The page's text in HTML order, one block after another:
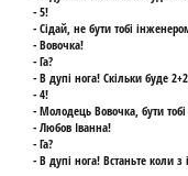
- 5!
- Сідай, не бути тобі
- Вовочка!
- Га?
- В дупі нога! Скільки буде
- 4!
- Молодець Вовочка, бути
- Любов Іванна!
- Га?
- В дупі нога! Встаньте коли